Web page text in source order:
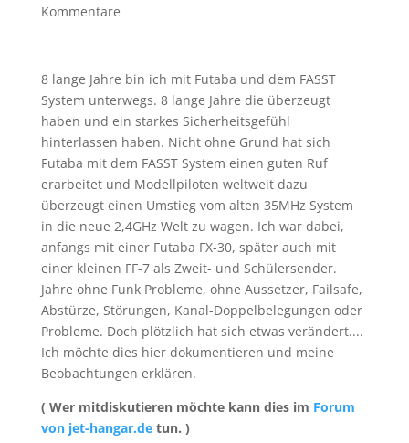
Kommentare
8 lange Jahre bin ich mit Futaba und dem FASST
System unterwegs. 8 lange Jahre die überzeugt
haben und ein starkes Sicherheitsgefühl
hinterlassen haben. Nicht ohne Grund hat sich
Futaba mit dem FASST System einen guten Ruf
erarbeitet und Modellpiloten weltweit dazu
überzeugt einen Umstieg vom alten 35MHz System
in die neue 2,4GHz Welt zu wagen. Ich war dabei,
anfangs mit einer Futaba FX-30, später auch mit
einer kleinen FF-7 als Zweit- und Schülersender.
Jahre ohne Funk Probleme, ohne Aussetzer, Failsafe,
Abstürze, Störungen, Kanal-Doppelbelegungen oder
Probleme. Doch plötzlich hat sich etwas verändert....
Ich möchte dies hier dokumentieren und meine
Beobachtungen erklären.
( Wer mitdiskutieren möchte kann dies im Forum
von jet-hangar.detun. )